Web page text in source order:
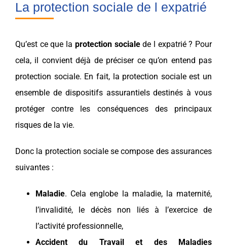
La protection sociale de l expatrié
Qu’est ce que la protection socialede l expatrié? Pour
cela, il convient déjà de préciser ce qu’on entend pas
protection sociale. En fait, la protection socialeest un
ensemble de dispositifs assurantiels destinés à vous
protéger contre les conséquences des principaux
risques de la vie.
Donc la protection socialese compose desassurances
suivantes :
Maladie. Cela englobe la maladie, la maternité,
l’invalidité, le décès non liés à l’exercice de
l’activité professionnelle,
Accident du Travail et des Maladies